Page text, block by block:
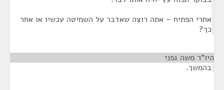
אחרי הפתיח – אתה רוצה שאדבר על השמיטה עכשיו או אחר
כך?
היו"ר משה גפני
בהמשך.